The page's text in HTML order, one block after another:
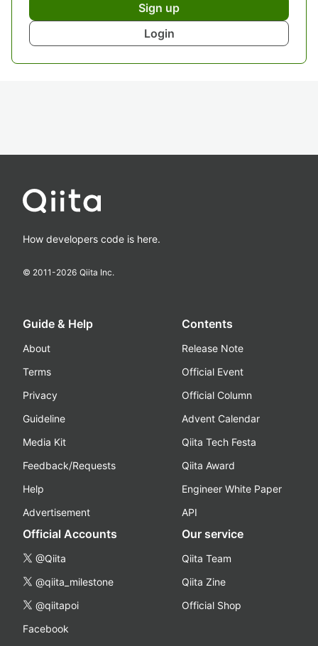
Sign up
Login
How developers code is here.
© 2011-2026 Qiita Inc.
Guide & Help
About
Terms
Privacy
Guideline
Media Kit
Feedback/Requests
Help
Advertisement
Contents
Release Note
Official Event
Official Column
Advent Calendar
Qiita Tech Festa
Qiita Award
Engineer White Paper
API
Official Accounts
@Qiita
@qiita_milestone
@qiitapoi
Facebook
Our service
Qiita Team
Qiita Zine
Official Shop